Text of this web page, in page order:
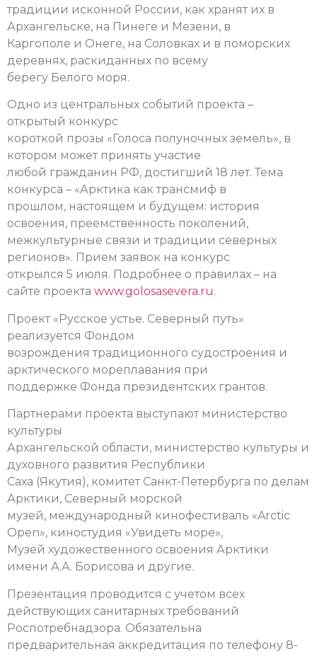
традиции исконной России, как хранят их в
Архангельске, на Пинеге и Мезени, в
Каргополе и Онеге, на Соловках и в поморских
деревнях, раскиданных по всему
берегу Белого моря.
Одно из центральных событий проекта –
открытый конкурс
короткой прозы «Голоса полуночных земель», в
котором может принять участие
любой гражданин РФ, достигший 18 лет. Тема
конкурса – «Арктика как трансмиф в
прошлом, настоящем и будущем: история
освоения, преемственность поколений,
межкультурные связи и традиции северных
регионов». Прием заявок на конкурс
открылся 5 июля. Подробнее о правилах – на
сайте проекта www.golosasevera.ru.
Проект «Русское устье. Северный путь»
реализуется Фондом
возрождения традиционного судостроения и
арктического мореплавания при
поддержке Фонда президентских грантов.
Партнерами проекта выступают министерство
культуры
Архангельской области, министерство культуры и
духовного развития Республики
Саха (Якутия), комитет Санкт-Петербурга по делам
Арктики, Северный морской
музей, международный кинофестиваль «Arctic
Open», киностудия «Увидеть море»,
Музей художественного освоения Арктики
имени А.А. Борисова и другие.
Презентация проводится с учетом всех
действующих санитарных требований
Роспотребнадзора. Обязательна
предварительная аккредитация по телефону 8-